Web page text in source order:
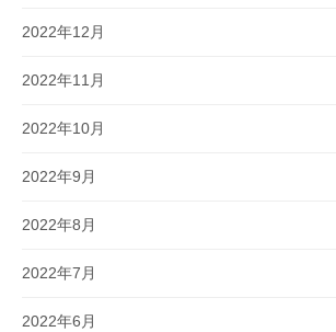
2022年12月
2022年11月
2022年10月
2022年9月
2022年8月
2022年7月
2022年6月